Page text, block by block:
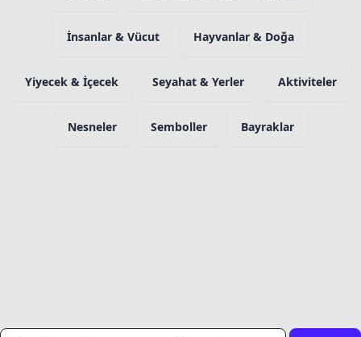
İnsanlar & Vücut Hayvanlar & Doğa
Yiyecek & İçecek Seyahat & Yerler Aktiviteler
Nesneler Semboller Bayraklar